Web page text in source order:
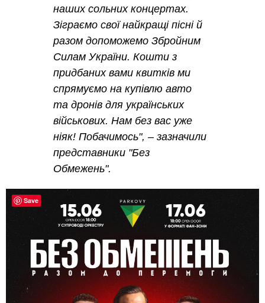
наших сольних концертах.
Зіграємо свої найкращі пісні й
разом допоможемо Збройним
Силам України. Кошти з
придбаних вами квитків ми
спрямуємо на купівлю авто
та дронів для українських
військових. Нам без вас уже
ніяк! Побачимось", – зазначили
представники "Без
Обмежень".
Save